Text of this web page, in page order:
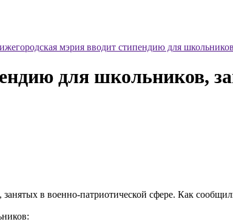
мэрия вводит стипендию для
для школьников,
в военно-патриотической сфере. Как